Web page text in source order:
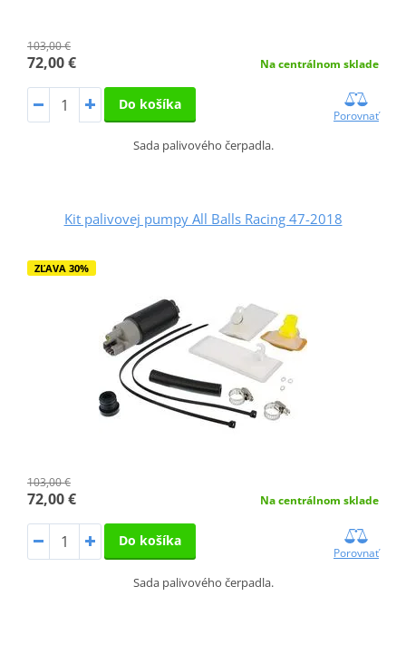
103,00 €
72,00 € Na centrálnom sklade
Do košíka
Porovnať
Sada palivového čerpadla.
Kit palivovej pumpy All Balls Racing 47-2018
ZĽAVA 30%
103,00 €
72,00 € Na centrálnom sklade
Do košíka
Porovnať
Sada palivového čerpadla.